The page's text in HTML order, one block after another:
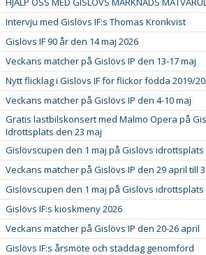
Intervju med Gislövs IF:s Thomas Kronkvist
Gislövs IF 90 år den 14 maj 2026
Veckans matcher på Gislövs IP den 13-17 maj
Nytt flicklag i Gislövs IF för flickor födda 2019/
Veckans matcher på Gislövs IP den 4-10 maj
Gratis lastbilskonsert med Malmö Opera på
Idrottsplats den 23 maj
Gislövscupen den 1 maj på Gislövs idrottsplats
Veckans matcher på Gislövs IP den 29 april till
Gislövscupen den 1 maj på Gislövs idrottsplats
Gislövs IF:s kioskmeny 2026
Veckans matcher på Gislövs IP den 20-26 april
Gislövs IF:s årsmöte och städdag genomförd